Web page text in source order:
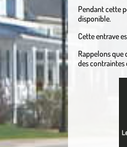
Pendant cette
disponible.
Cette entrave
Rappelons
des